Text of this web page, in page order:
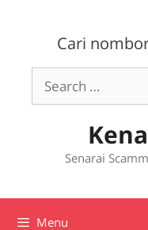
Cari
Search
for:
Senarai
Menu